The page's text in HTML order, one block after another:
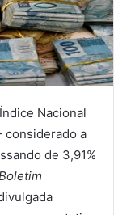
Nacional
considerado a
de 3,91%